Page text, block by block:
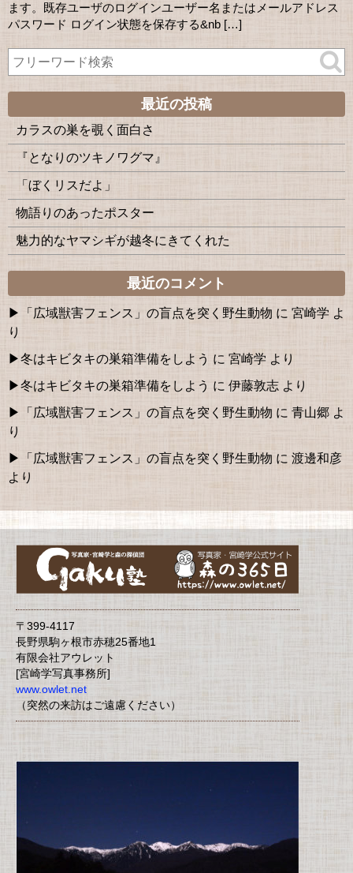
ます。既存ユーザのログインユーザー名またはメールアドレス
パスワード ログイン状態を保存する&nb […]
最近の投稿
カラスの巣を覗く面白さ
『となりのツキノワグマ』
「ぼくリスだよ」
物語りのあったポスター
魅力的なヤマシギが越冬にきてくれた
最近のコメント
「広域獣害フェンス」の盲点を突く野生動物 に 宮崎学 よ
り
冬はキビタキの巣箱準備をしよう に 宮崎学 より
冬はキビタキの巣箱準備をしよう に 伊藤敦志 より
「広域獣害フェンス」の盲点を突く野生動物 に 青山郷 よ
り
「広域獣害フェンス」の盲点を突く野生動物 に 渡邊和彦
より
〒399-4117
長野県駒ヶ根市赤穂25番地1
有限会社アウレット
[宮崎学写真事務所]
www.owlet.net
（突然の来訪はご遠慮ください）